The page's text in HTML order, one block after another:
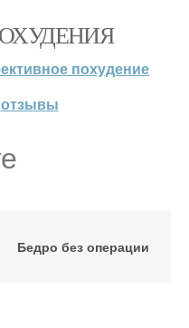
похудение
отзывы
Бедро без операции